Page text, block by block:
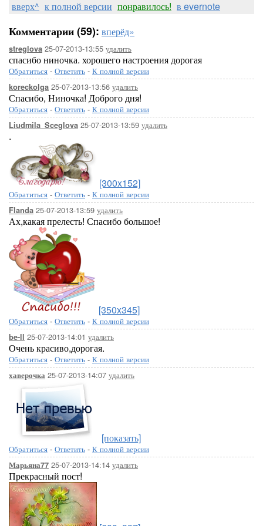
вверх^ к полной версии понравилось! в evernote
Комментарии (59): вперёд»
streglova 25-07-2013-13:55 удалить
спасибо ниночка. хорошего настроения дорогая
Обратиться - Ответить - К полной версии
koreckolga 25-07-2013-13:56 удалить
Спасибо, Ниночка! Доброго дня!
Обратиться - Ответить - К полной версии
Liudmila_Sceglova 25-07-2013-13:59 удалить
.
[300x152]
Обратиться - Ответить - К полной версии
Flanda 25-07-2013-13:59 удалить
Ах,какая прелесть! Спасибо большое!
[350x345]
Обратиться - Ответить - К полной версии
be-ll 25-07-2013-14:01 удалить
Очень красиво,дорогая.
Обратиться - Ответить - К полной версии
хаверочка 25-07-2013-14:07 удалить
[показать]
Обратиться - Ответить - К полной версии
Марьяна77 25-07-2013-14:14 удалить
Прекрасный пост!